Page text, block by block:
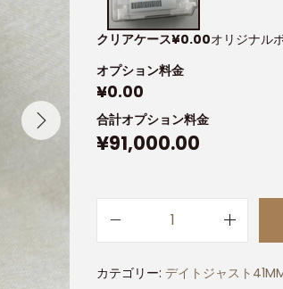
クリアケース¥0.00オリジナル
オプション料金
¥0.00
合計オプション料金
¥91,000.00
カテゴリー: デイトジャスト